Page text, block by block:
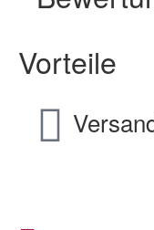
Vorteile